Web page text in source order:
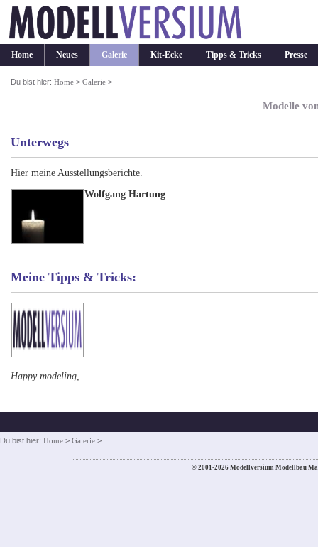
Home Neues Galerie Kit-Ecke Tipps & Tricks Presse
Du bist hier:Home >Galerie >
Modelle
Unterwegs
Hier meine Ausstellungsberichte.
Wolfgang Hartung
Meine Tipps & Tricks:
Happy modeling,
Du bist hier: Home > Galerie >
© 2001-2026 Modellversium Modellbau